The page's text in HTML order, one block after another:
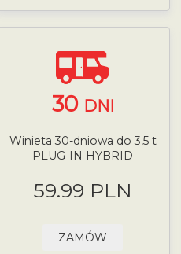
30 DNI
Winieta 30-dniowa do 3,5 t
PLUG-IN HYBRID
59.99 PLN
ZAMÓW